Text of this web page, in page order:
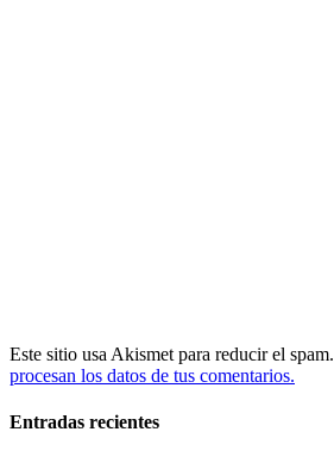
Este sitio usa Akismet para reducir el spam.
procesan los datos de tus comentarios.
Entradas recientes